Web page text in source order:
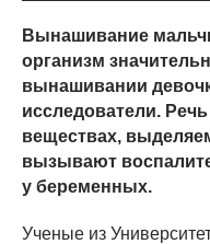
Вынашивание
организм
вынашивании
исследователи.
веществах,
вызывают
у беременных.
Ученые из